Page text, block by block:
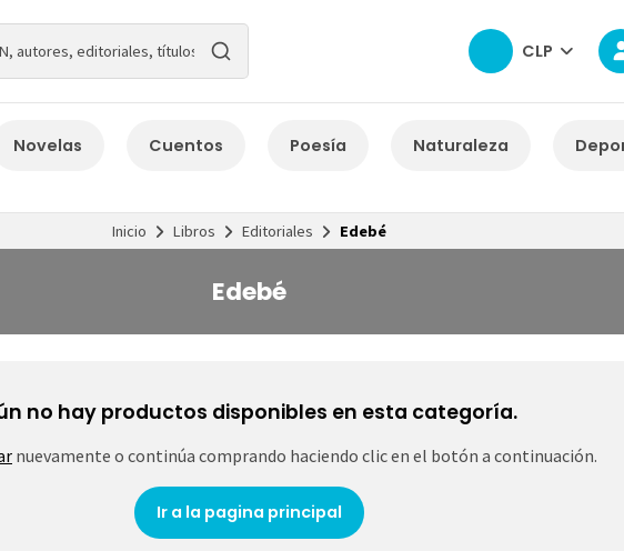
CLP
Novelas Cuentos Poesía Naturaleza
Inicio Libros Editoriales Edebé
Edebé
no hay productos disponibles en esta categoría.
nuevamente o continúa comprando haciendo clic en el botón a continuación.
Ir a la pagina principal